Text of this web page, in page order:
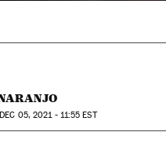
DEC 05, 2021 - 11:55 EST